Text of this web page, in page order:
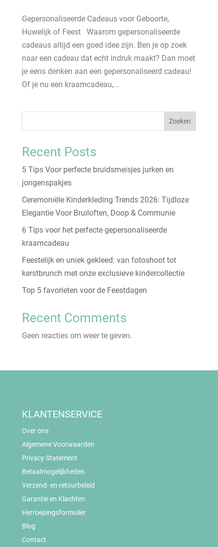
Gepersonaliseerde Cadeaus voor Geboorte,
Huwelijk of Feest Waarom gepersonaliseerde
cadeaus altijd een goed idee zijn. Ben je op zoek
naar een cadeau dat echt indruk maakt? Dan moet
je eens denken aan een gepersonaliseerd cadeau!
Of je nu een kraamcadeau,...
Zoeken
Recent Posts
5 Tips Voor perfecte bruidsmeisjes jurken en
jongenspakjes
Ceremoniële Kinderkleding Trends 2026: Tijdloze
Elegantie Voor Bruiloften, Doop & Communie
6 Tips voor het perfecte gepersonaliseerde
kraamcadeau
Feestelijk en uniek gekleed: van fotoshoot tot
kerstbrunch met onze exclusieve kindercollectie
Top 5 favorieten voor de Feestdagen
Recent Comments
Geen reacties om weer te geven.
KLANTENSERVICE
Over ons
Algemene Voorwaarden
Privacy Statement
Betaalmogelijkheden
Verzend- en retourbeleid
Garantie en Klachten
Herroepingsformulier
Blog
Contact